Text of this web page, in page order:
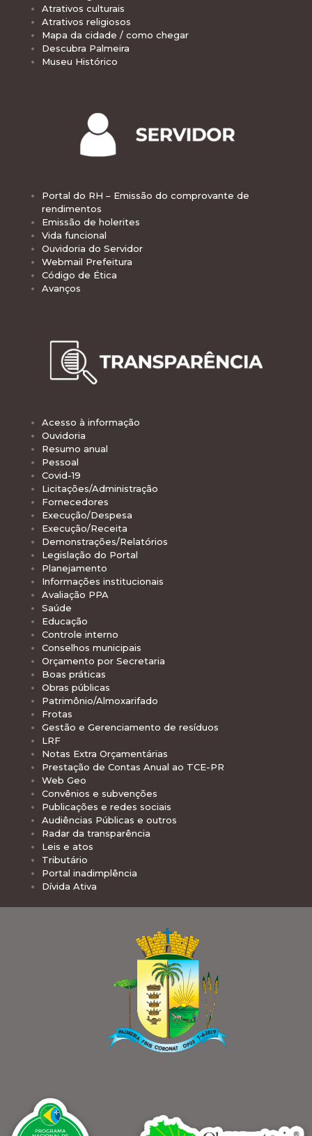
Atrativos culturais
Atrativos religiosos
Mapa da cidade / como chegar
Descubra Palmeira
Museu Histórico
Portal do RH – Emissão do comprovante de
rendimentos
Emissão de holerites
Vida funcional
Ouvidoria do Servidor
Webmail Prefeitura
Código de Ética
Avanços
Acesso à informação
Ouvidoria
Resumo anual
Pessoal
Covid-19
Licitações/Administração
Fornecedores
Execução/Despesa
Execução/Receita
Demonstrações/Relatórios
Legislação do Portal
Planejamento
Informações institucionais
Avaliação PPA
Saúde
Educação
Controle interno
Conselhos municipais
Orçamento por Secretaria
Boas práticas
Obras públicas
Patrimônio/Almoxarifado
Frotas
Gestão e Gerenciamento de resíduos
LRF
Notas Extra Orçamentárias
Prestação de Contas Anual ao TCE-PR
Web Geo
Convênios e subvenções
Publicações e redes sociais
Audiências Públicas e outros
Radar da transparência
Leis e atos
Tributário
Portal inadimplência
Dívida Ativa